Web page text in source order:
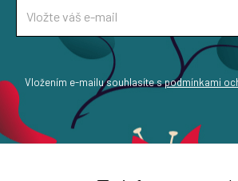
Vložením e-mailu souhlasíte spodmínkami